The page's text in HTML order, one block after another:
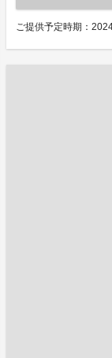
ご提供予定時期：